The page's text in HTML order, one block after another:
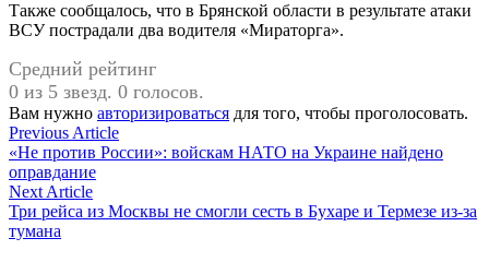
Также сообщалось, что в Брянской области в результате атаки
ВСУ пострадали два водителя «Мираторга».
Средний рейтинг
0 из 5 звезд. 0 голосов.
Вам нужно авторизироваться для того, чтобы проголосовать.
Навигация
по
записям
Previous ArticlePrevious
article:
«Не против России»: войскам НАТО на Украине найдено
оправдание
Next ArticleNext
article:
Три рейса из Москвы не смогли сесть в Бухаре и Термезе из-за
тумана